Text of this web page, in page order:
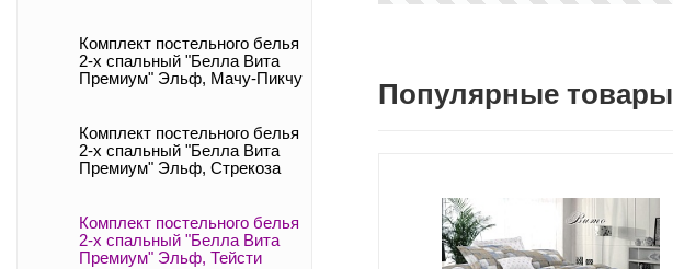
Комплект постельного белья
2-х спальный "Белла Вита
Премиум" Эльф, Мачу-Пикчу
Комплект постельного белья
2-х спальный "Белла Вита
Премиум" Эльф, Стрекоза
Комплект постельного белья
2-х спальный "Белла Вита
Премиум" Эльф, Тейсти
Популярные товары